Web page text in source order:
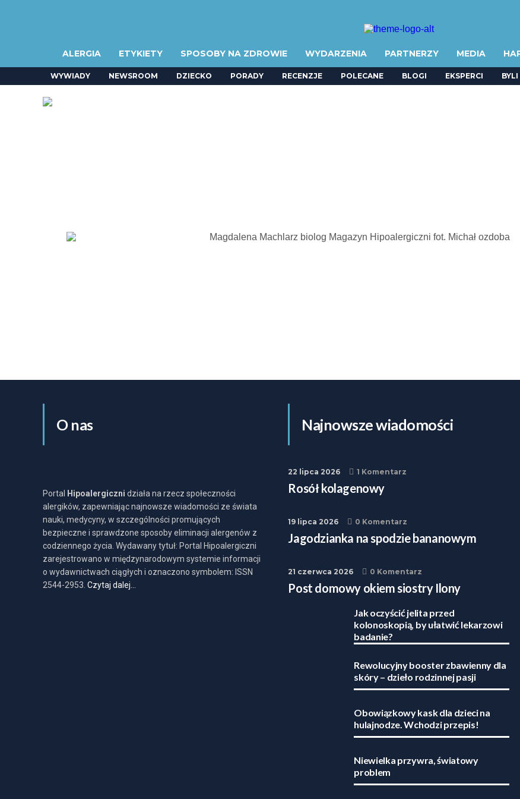
ALERGIA ETYKIETY SPOSOBY NA ZDROWIE WYDARZENIA PARTNERZY MEDIA
WYWIADY NEWSROOM DZIECKO PORADY RECENZJE POLECANE BLOGI EKSPERCI
O nas
Portal Hipoalergiczni działa na rzecz społeczności
alergików, zapewniając najnowsze wiadomości ze świata
nauki, medycyny, w szczególności promujących
bezpieczne i sprawdzone sposoby eliminacji alergenów z
codziennego życia. Wydawany tytuł: Portal Hipoalergiczni
zarejestrowano w międzynarodowym systemie informacji
o wydawnictwach ciągłych i oznaczono symbolem: ISSN
2544-2953. Czytaj dalej…
Najnowsze wiadomości
22 lipca 2026 1 Komentarz
Rosół kolagenowy
19 lipca 2026 0 Komentarz
Jagodzianka na spodzie bananowym
21 czerwca 2026 0 Komentarz
Post domowy okiem siostry Ilony
Jak oczyścić jelita przed
kolonoskopią, by ułatwić lekarzowi
badanie?
Rewolucyjny booster zbawienny dla
skóry – dzieło rodzinnej pasji
Obowiązkowy kask dla dzieci na
hulajnodze. Wchodzi przepis!
Niewielka przywra, światowy
problem